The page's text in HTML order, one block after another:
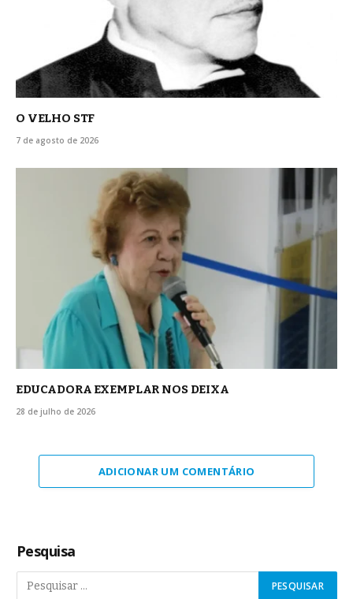
O VELHO STF
7 de agosto de 2026
EDUCADORA EXEMPLAR NOS DEIXA
28 de julho de 2026
ADICIONAR UM COMENTÁRIO
Pesquisa